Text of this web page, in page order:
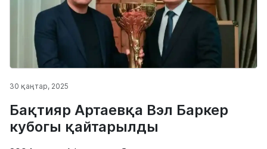
30 қаңтар, 2025
Бақтияр Артаевқа Вэл Баркер
кубогы қайтарылды